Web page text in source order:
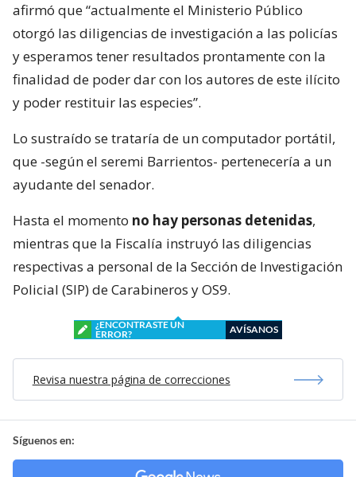
afirmó que “actualmente el Ministerio Público
otorgó las diligencias de investigación a las policías
y esperamos tener resultados prontamente con la
finalidad de poder dar con los autores de este ilícito
y poder restituir las especies”.
Lo sustraído se trataría de un computador portátil,
que -según el seremi Barrientos- pertenecería a un
ayudante del senador.
Hasta el momento no hay personas detenidas,
mientras que la Fiscalía instruyó las diligencias
respectivas a personal de la Sección de Investigación
Policial (SIP) de Carabineros y OS9.
¿ENCONTRASTE UN
ERROR?
AVÍSANOS
Revisa nuestra página de correcciones
Síguenos en: